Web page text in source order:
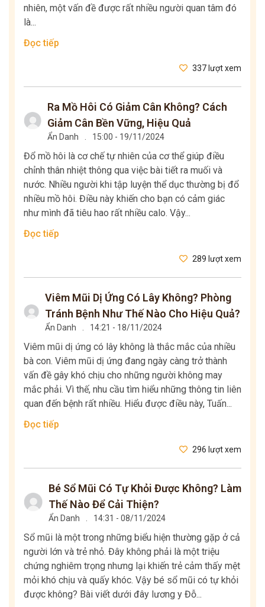
nhiên, một vấn đề được rất nhiều người quan tâm đó
là...
Đọc tiếp
337 lượt xem
Ra Mồ Hôi Có Giảm Cân Không? Cách
Giảm Cân Bền Vững, Hiệu Quả
Ẩn Danh 15:00 - 19/11/2024
Đổ mồ hôi là cơ chế tự nhiên của cơ thể giúp điều
chỉnh thân nhiệt thông qua việc bài tiết ra muối và
nước. Nhiều người khi tập luyện thể dục thường bị đổ
nhiều mồ hôi. Điều này khiến cho bạn có cảm giác
như mình đã tiêu hao rất nhiều calo. Vậy...
Đọc tiếp
289 lượt xem
Viêm Mũi Dị Ứng Có Lây Không? Phòng
Tránh Bệnh Như Thế Nào Cho Hiệu Quả?
Ẩn Danh 14:21 - 18/11/2024
Viêm mũi dị ứng có lây không là thắc mắc của nhiều
bà con. Viêm mũi dị ứng đang ngày càng trở thành
vấn đề gây khó chịu cho những người không may
mắc phải. Vì thế, nhu cầu tìm hiểu những thông tin liên
quan đến bệnh rất nhiều. Hiểu được điều này, Tuấn...
Đọc tiếp
296 lượt xem
Bé Sổ Mũi Có Tự Khỏi Được Không? Làm
Thế Nào Để Cải Thiện?
Ẩn Danh 14:31 - 08/11/2024
Sổ mũi là một trong những biểu hiện thường gặp ở cả
người lớn và trẻ nhỏ. Đây không phải là một triệu
chứng nghiêm trọng nhưng lại khiến trẻ cảm thấy mệt
mỏi khó chịu và quấy khóc. Vậy bé sổ mũi có tự khỏi
được không? Bài viết dưới đây lương y Đỗ...